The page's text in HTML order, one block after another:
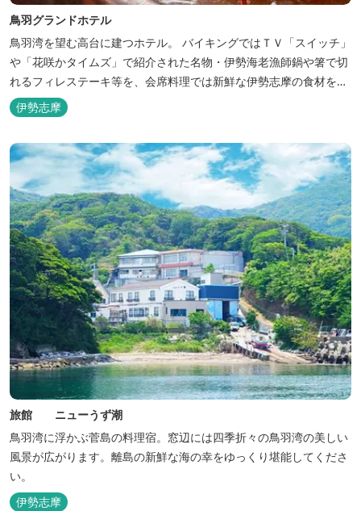
鳥羽グランドホテル
鳥羽湾を望む高台に建つホテル。 バイキングではＴＶ「スイッチ」
や「花咲かタイムズ」で紹介された名物・伊勢海老漁師鍋や箸で切
れるフィレステーキ等を、会席料理では新鮮な伊勢志摩の食材をお
楽しみいただけます。
伊勢志摩
旅館 ニューうず潮
鳥羽湾に浮かぶ菅島の料理宿。窓辺には四季折々の鳥羽湾の美しい
風景が広がります。離島の新鮮な海の幸をゆっくり堪能してくださ
い。
伊勢志摩